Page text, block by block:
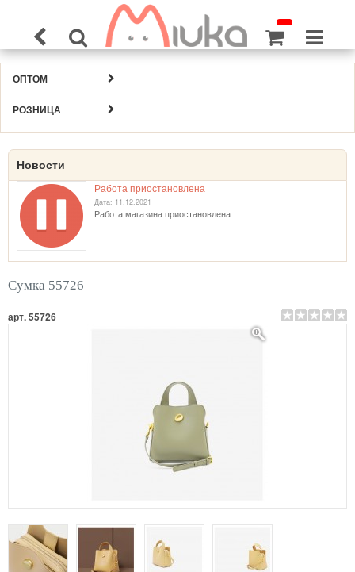
ОПТОМ
РОЗНИЦА
Новости
Работа приостановлена
Дата: 11.12.2021
Работа магазина приостановлена
Сумка 55726
арт. 55726